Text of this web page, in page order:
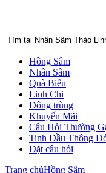
Hồng Sâm
Nhân Sâm
Quà Biếu
Linh Chi
Đông trùng
Khuyến Mãi
Câu Hỏi Thường
Tinh Dầu Thông
Đặt câu hỏi
Trang chủHồng Sâm